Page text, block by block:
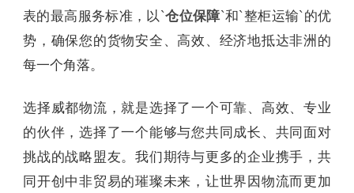
表的最高服务标准，以`仓位保障`和`整柜运输`的优
势，确保您的货物安全、高效、经济地抵达非洲的
每一个角落。
选择威都物流，就是选择了一个可靠、高效、专业
的伙伴，选择了一个能够与您共同成长、共同面对
挑战的战略盟友。我们期待与更多的企业携手，共
同开创中非贸易的璀璨未来，让世界因物流而更加